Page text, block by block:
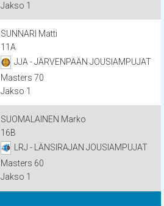
Jakso 1
SUNNARI Matti
11A
JJA - JÄRVENPÄÄN JOUSIAMPUJAT
Masters 70
Jakso 1
SUOMALAINEN Marko
16B
LRJ - LÄNSIRAJAN JOUSIAMPUJAT
Masters 60
Jakso 1